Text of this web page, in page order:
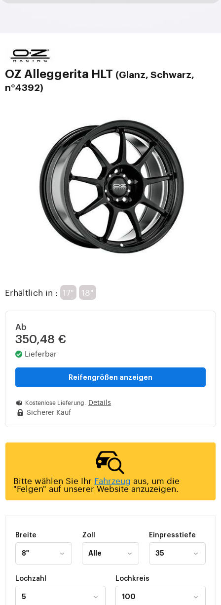
OZ Alleggerita HLT (Glanz, Schwarz,
n°4392)
Erhältlich in : 17" 18"
Ab
350,48 €
Lieferbar
Reifengrößen anzeigen
Kostenlose Lieferung.
Details
Sicherer Kauf
Bitte wählen Sie Ihr Fahrzeug aus, um die
"Felgen" auf unserer Website anzuzeigen.
Breite Zoll Einpresstiefe
Lochzahl Lochkreis